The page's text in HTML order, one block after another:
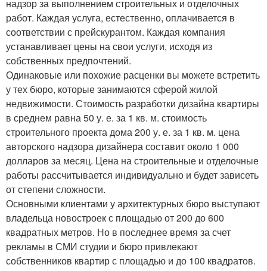
надзор за выполнением строительных и отделочных
работ. Каждая услуга, естественно, оплачивается в
соответствии с прейскурантом. Каждая компания
устанавливает цены на свои услуги, исходя из
собственных предпочтений.
Одинаковые или похожие расценки вы можете встретить
у тех бюро, которые занимаются сферой жилой
недвижимости. Стоимость разработки дизайна квартиры
в среднем равна 50 у. е. за 1 кв. м. стоимость
строительного проекта дома 200 у. е. за 1 кв. м. цена
авторского надзора дизайнера составит около 1 000
долларов за месяц. Цена на строительные и отделочные
работы рассчитывается индивидуально и будет зависеть
от степени сложности.
Основными клиентами у архитектурных бюро выступают
владельца новостроек с площадью от 200 до 600
квадратных метров. Но в последнее время за счет
рекламы в СМИ студии и бюро привлекают
собственников квартир с площадью и до 100 квадратов.